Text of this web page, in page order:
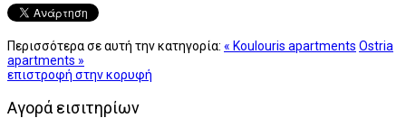
Περισσότερα σε αυτή την κατηγορία: « Koulouris apartments Ostria
apartments »
επιστροφή στην κορυφή
Αγορά εισιτηρίων